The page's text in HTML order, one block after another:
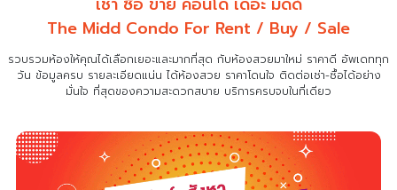
The Midd Condo For Rent / Buy / Sale
รวบรวมห้องให้คุณได้เลือกเยอะและมากที่สุด กับห้องสวยมาใหม่ ราคาดี อัพเดททุก
วัน ข้อมูลครบ รายละเอียดแน่นได้ห้องสวย ราคาโดนใจ ติดต่อเช่า-ซื้อได้อย่าง
มั่นใจ ที่สุดของความสะดวกสบาย บริการครบจบในที่เดียว